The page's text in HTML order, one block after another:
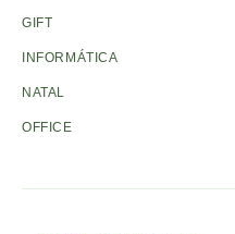
GIFT
INFORMÁTICA
NATAL
OFFICE